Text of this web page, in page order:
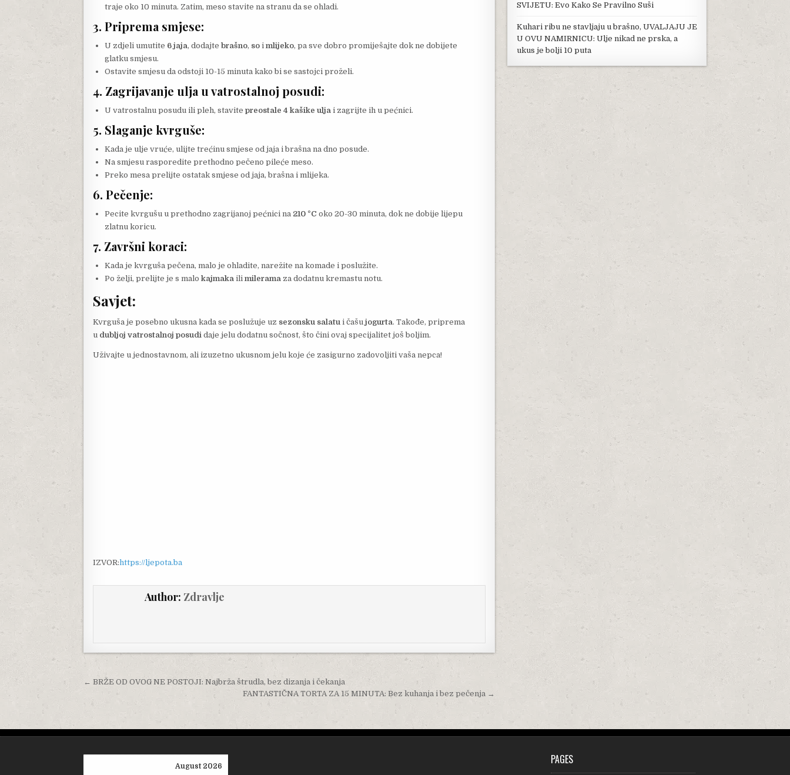
traje oko 10 minuta. Zatim, meso stavite na stranu da se ohladi.
3. Priprema smjese:
U zdjeli umutite 6 jaja, dodajte brašno, so i mlijeko, pa sve dobro promiješajte dok ne dobijete
glatku smjesu.
Ostavite smjesu da odstoji 10-15 minuta kako bi se sastojci proželi.
4. Zagrijavanje ulja u vatrostalnoj posudi:
U vatrostalnu posudu ili pleh, stavite preostale 4 kašike ulja i zagrijte ih u pećnici.
5. Slaganje kvrguše:
Kada je ulje vruće, ulijte trećinu smjese od jaja i brašna na dno posude.
Na smjesu rasporedite prethodno pečeno pileće meso.
Preko mesa prelijte ostatak smjese od jaja, brašna i mlijeka.
6. Pečenje:
Pecite kvrgušu u prethodno zagrijanoj pećnici na 210 °C oko 20-30 minuta, dok ne dobije lijepu
zlatnu koricu.
7. Završni koraci:
Kada je kvrguša pečena, malo je ohladite, narežite na komade i poslužite.
Po želji, prelijte je s malo kajmaka ili milerama za dodatnu kremastu notu.
Savjet:
Kvrguša je posebno ukusna kada se poslužuje uz sezonsku salatu i čašu jogurta. Takođe, priprema
u dubljoj vatrostalnoj posudi daje jelu dodatnu sočnost, što čini ovaj specijalitet još boljim.
Uživajte u jednostavnom, ali izuzetno ukusnom jelu koje će zasigurno zadovoljiti vaša nepca!
IZVOR:https://ljepota.ba
Author: Zdravlje
Post navigation
← BRŽE OD OVOG NE POSTOJI: Najbrža štrudla, bez dizanja i čekanja
FANTASTIČNA TORTA ZA 15 MINUTA: Bez kuhanja i bez pečenja →
SVIJETU: Evo Kako Se Pravilno Suši
Kuhari ribu ne stavljaju u brašno, UVALJAJU JE
U OVU NAMIRNICU: Ulje nikad ne prska, a
ukus je bolji 10 puta
August 2026 PAGES